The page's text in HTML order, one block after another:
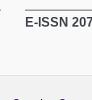
E-ISSN